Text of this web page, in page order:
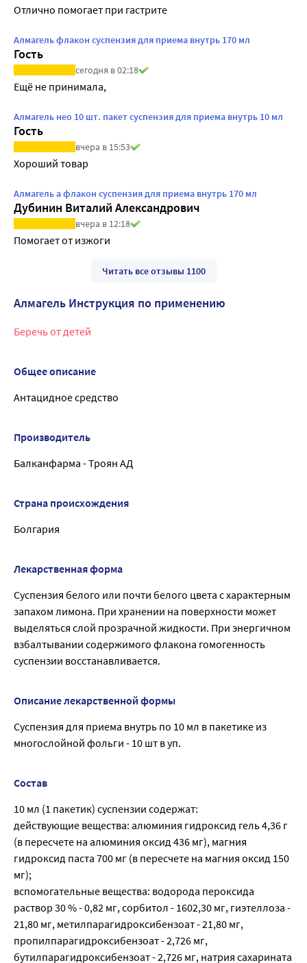
Отлично помогает при гастрите
Алмагель флакон суспензия для приема внутрь 170 мл
Гость
сегодня в 02:18
Ещё не принимала,
Алмагель нео 10 шт. пакет суспензия для приема внутрь 10 мл
Гость
вчера в 15:53
Хороший товар
Алмагель а флакон суспензия для приема внутрь 170 мл
Дубинин Виталий Александрович
вчера в 12:18
Помогает от изжоги
Читать все отзывы 1100
Алмагель Инструкция по применению
Беречь от детей
Общее описание
Антацидное средство
Производитель
Балканфарма - Троян АД
Страна происхождения
Болгария
Лекарственная форма
Суспензия белого или почти белого цвета с характерным
запахом лимона. При хранении на поверхности может
выделяться слой прозрачной жидкости. При энергичном
взбалтывании содержимого флакона гомогенность
суспензии восстанавливается.
Описание лекарственной формы
Суспензия для приема внутрь по 10 мл в пакетике из
многослойной фольги - 10 шт в уп.
Состав
10 мл (1 пакетик) суспензии содержат:
действующие вещества: алюминия гидроксид гель 4,36 г
(в пересчете на алюминия оксид 436 мг), магния
гидроксид паста 700 мг (в пересчете на магния оксид 150
мг);
вспомогательные вещества: водорода пероксида
раствор 30 % - 0,82 мг, сорбитол - 1602,30 мг, гиэтеллоза -
21,80 мг, метилпарагидроксибензоат - 21,80 мг,
пропилпарагидроксибензоат - 2,726 мг,
бутилпарагидроксибензоат - 2,726 мг, натрия сахарината